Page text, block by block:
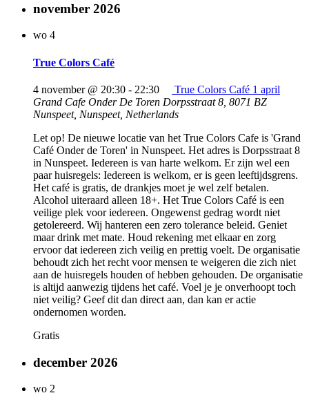
november 2026
wo 4
True Colors Café
4 november @ 20:30 - 22:30
True Colors Café 1 april
Grand Cafe Onder De Toren Dorpsstraat 8, 8071 BZ
Nunspeet, Nunspeet, Netherlands
Let op! De nieuwe locatie van het True Colors Cafe is 'Grand
Café Onder de Toren' in Nunspeet. Het adres is Dorpsstraat 8
in Nunspeet. Iedereen is van harte welkom. Er zijn wel een
paar huisregels: Iedereen is welkom, er is geen leeftijdsgrens.
Het café is gratis, de drankjes moet je wel zelf betalen.
Alcohol uiteraard alleen 18+. Het True Colors Café is een
veilige plek voor iedereen. Ongewenst gedrag wordt niet
getolereerd. Wij hanteren een zero tolerance beleid. Geniet
maar drink met mate. Houd rekening met elkaar en zorg
ervoor dat iedereen zich veilig en prettig voelt. De organisatie
behoudt zich het recht voor mensen te weigeren die zich niet
aan de huisregels houden of hebben gehouden. De organisatie
is altijd aanwezig tijdens het café. Voel je je onverhoopt toch
niet veilig? Geef dit dan direct aan, dan kan er actie
ondernomen worden.
Gratis
december 2026
wo 2